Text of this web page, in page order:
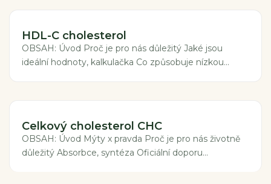
HDL-C cholesterol
OBSAH: Úvod Proč je pro nás důležitý Jaké jsou
ideální hodnoty, kalkulačka Co způsobuje nízkou...
Celkový cholesterol CHC
OBSAH: Úvod Mýty x pravda Proč je pro nás životně
důležitý Absorbce, syntéza Oficiální doporu...